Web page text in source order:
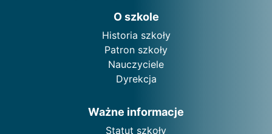
O szkole
Historia szkoły
Patron szkoły
Nauczyciele
Dyrekcja
Ważne informacje
Statut szkoły